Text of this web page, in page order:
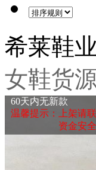
希莱鞋
女鞋货
60天内无新款
温馨提示：上架请
资金安